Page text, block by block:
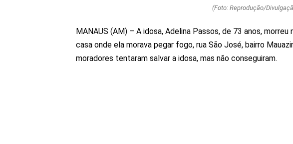
(Foto: Reprodução/
MANAUS (AM) – A idosa, Adelina Passos, de 73 anos,
casa onde ela morava pegar fogo, rua São José, bairro
moradores tentaram salvar a idosa, mas não conseguiram.